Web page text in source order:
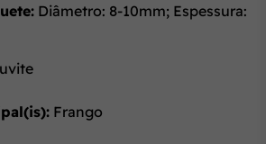
Diâmetro: 8-10mm; Espessura:
Frango